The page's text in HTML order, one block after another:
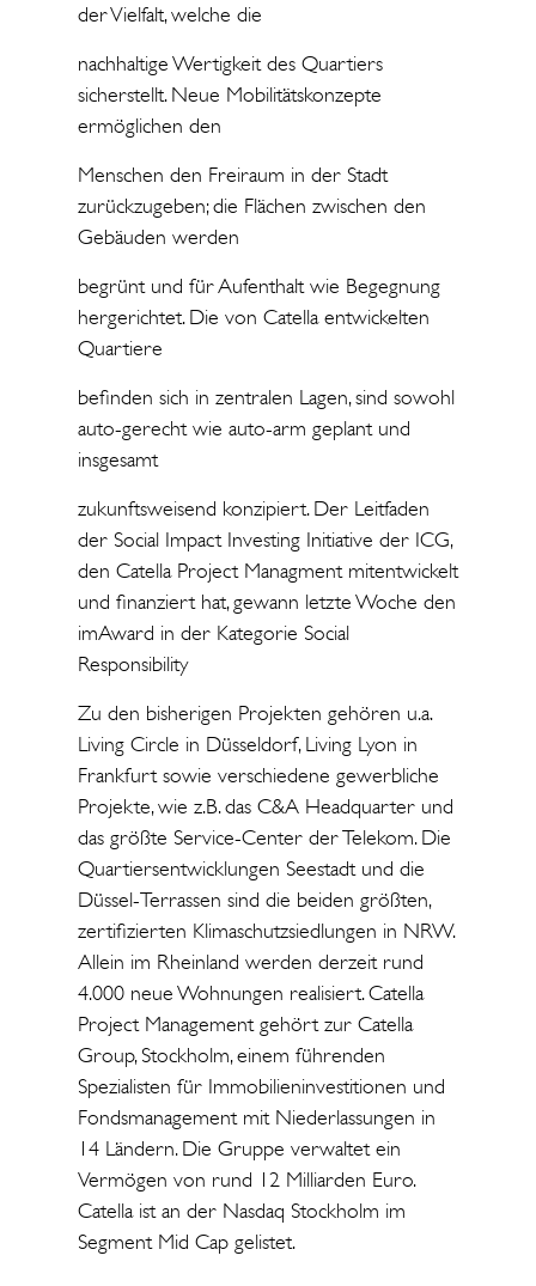
der Vielfalt, welche die
nachhaltige Wertigkeit des Quartiers
sicherstellt. Neue Mobilitätskonzepte
ermöglichen den
Menschen den Freiraum in der Stadt
zurückzugeben; die Flächen zwischen den
Gebäuden werden
begrünt und für Aufenthalt wie Begegnung
hergerichtet. Die von Catella entwickelten
Quartiere
befinden sich in zentralen Lagen, sind sowohl
auto-gerecht wie auto-arm geplant und
insgesamt
zukunftsweisend konzipiert. Der Leitfaden
der Social Impact Investing Initiative der ICG,
den Catella Project Managment mitentwickelt
und finanziert hat, gewann letzte Woche den
imAward in der Kategorie Social
Responsibility
Zu den bisherigen Projekten gehören u.a.
Living Circle in Düsseldorf, Living Lyon in
Frankfurt sowie verschiedene gewerbliche
Projekte, wie z.B. das C&A Headquarter und
das größte Service-Center der Telekom. Die
Quartiersentwicklungen Seestadt und die
Düssel-Terrassen sind die beiden größten,
zertifizierten Klimaschutzsiedlungen in NRW.
Allein im Rheinland werden derzeit rund
4.000 neue Wohnungen realisiert. Catella
Project Management gehört zur Catella
Group, Stockholm, einem führenden
Spezialisten für Immobilieninvestitionen und
Fondsmanagement mit Niederlassungen in
14 Ländern. Die Gruppe verwaltet ein
Vermögen von rund 12 Milliarden Euro.
Catella ist an der Nasdaq Stockholm im
Segment Mid Cap gelistet.